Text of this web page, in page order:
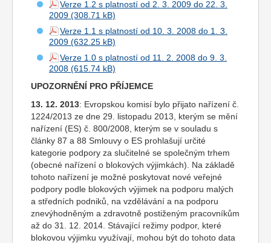
Verze 1.2 s platností od 2. 3. 2009 do 22. 3.
2009
Verze 1.1 s platností od 10. 3. 2008 do 1. 3.
2009
Verze 1.0 s platností od 11. 2. 2008 do 9. 3.
2008
UPOZORNĚNÍ PRO PŘÍJEMCE
13. 12. 2013: Evropskou komisí bylo přijato nařízení č.
1224/2013 ze dne 29. listopadu 2013, kterým se mění
nařízení (ES) č. 800/2008, kterým se v souladu s
články 87 a 88 Smlouvy o ES prohlašují určité
kategorie podpory za slučitelné se společným trhem
(obecné nařízení o blokových výjimkách). Na základě
tohoto nařízení je možné poskytovat nové veřejné
podpory podle blokových výjimek na podporu malých
a středních podniků, na vzdělávání a na podporu
znevýhodněným a zdravotně postiženým pracovníkům
až do 31. 12. 2014. Stávající režimy podpor, které
blokovou výjimku využívají, mohou být do tohoto data